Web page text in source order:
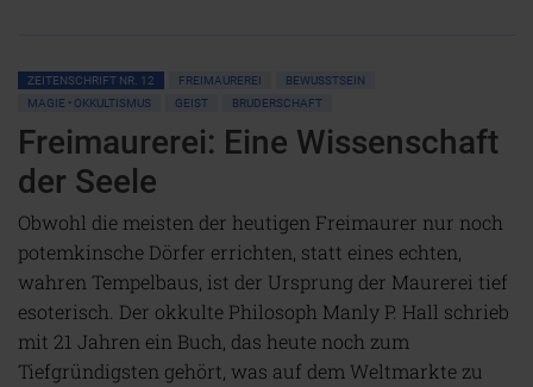
ZEITENSCHRIFT NR. 12 FREIMAUREREI
BEWUSSTSEIN
MAGIE • OKKULTISMUS
GEIST BRUDERSCHAFT
Freimaurerei: Eine Wissenschaft
der Seele
Obwohl die meisten der heutigen Freimaurer nur noch
potemkinsche Dörfer errichten, statt eines echten,
wahren Tempelbaus, ist der Ursprung der Maurerei tief
esoterisch. Der okkulte Philosoph Manly P. Hall schrieb
mit 21 Jahren ein Buch, das heute noch zum
Tiefgründigsten gehört, was auf dem Weltmarkte zu